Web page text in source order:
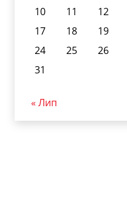
10
11 12
17
18 19
24
25 26
31
« Лип